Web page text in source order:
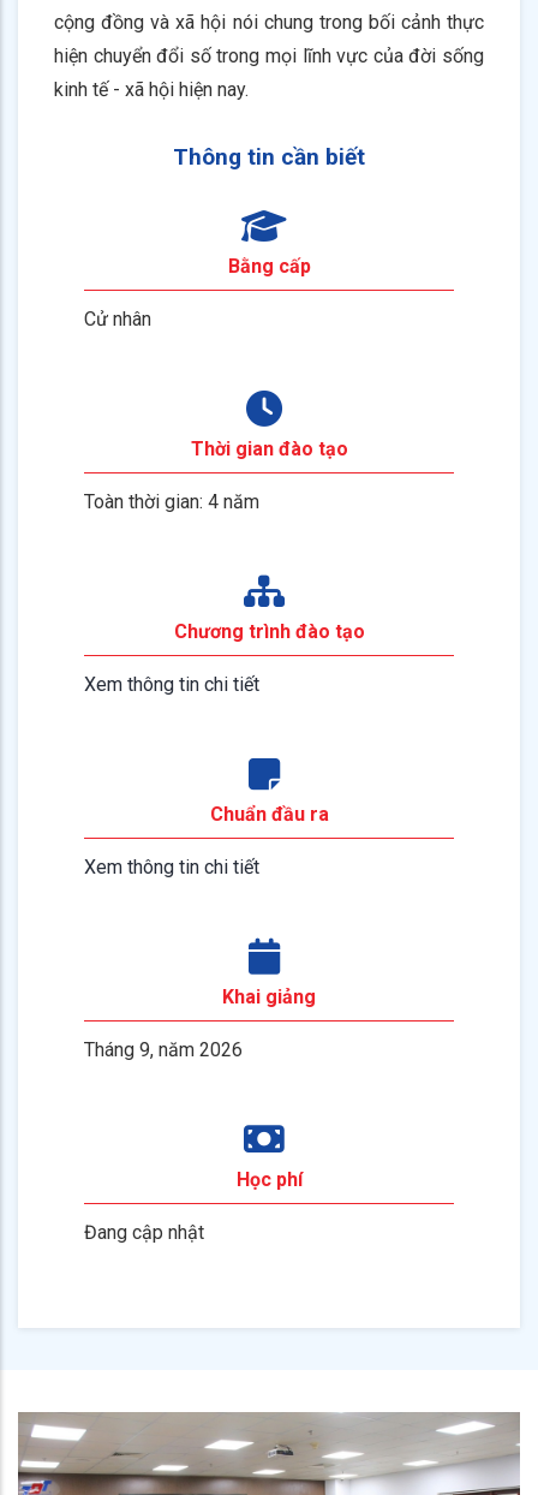
cộng đồng và xã hội nói chung trong bối cảnh thực
hiện chuyển đổi số trong mọi lĩnh vực của đời sống
kinh tế - xã hội hiện nay.
Thông tin cần biết
Bằng cấp
Cử nhân
Thời gian đào tạo
Toàn thời gian: 4 năm
Chương trình đào tạo
Xem thông tin chi tiết
Chuẩn đầu ra
Xem thông tin chi tiết
Khai giảng
Tháng 9, năm 2026
Học phí
Đang cập nhật